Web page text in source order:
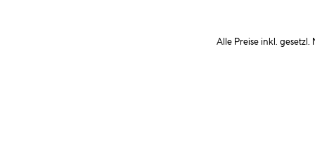
Alle Preise inkl. gesetzl.